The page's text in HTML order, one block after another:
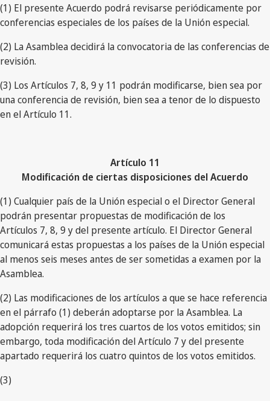
(1) El presente Acuerdo podrá revisarse periódicamente por
conferencias especiales de los países de la Unión especial.
(2) La Asamblea decidirá la convocatoria de las conferencias de
revisión.
(3) Los Artículos 7, 8, 9 y 11 podrán modificarse, bien sea por
una conferencia de revisión, bien sea a tenor de lo dispuesto
en el Artículo 11.
Artículo 11
Modificación de ciertas disposiciones del Acuerdo
(1) Cualquier país de la Unión especial o el Director General
podrán presentar propuestas de modificación de los
Artículos 7, 8, 9 y del presente artículo. El Director General
comunicará estas propuestas a los países de la Unión especial
al menos seis meses antes de ser sometidas a examen por la
Asamblea.
(2) Las modificaciones de los artículos a que se hace referencia
en el párrafo (1) deberán adoptarse por la Asamblea. La
adopción requerirá los tres cuartos de los votos emitidos; sin
embargo, toda modificación del Artículo 7 y del presente
apartado requerirá los cuatro quintos de los votos emitidos.
(3)